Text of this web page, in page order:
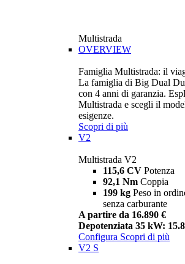
Multistrada
OVERVIEW
Famiglia Multistrada: il
La famiglia di Big Dual
con 4 anni di garanzia.
Multistrada e scegli il
esigenze.
Scopri di più
V2
Multistrada V2
115,6 CV Potenza
92,1 Nm Coppia
199 kg Peso in
senza carburante
A partire da 16.890 €
Depotenziata 35 kW:
Configura Scopri di più
V2 S